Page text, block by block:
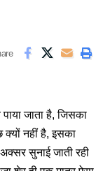
जाता है, जिसका
नहीं है, इसका
सुनाई जाती रही